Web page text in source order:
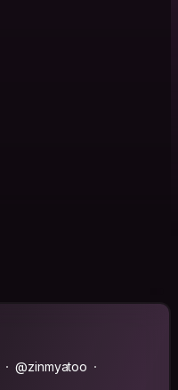
@zinmyatoo